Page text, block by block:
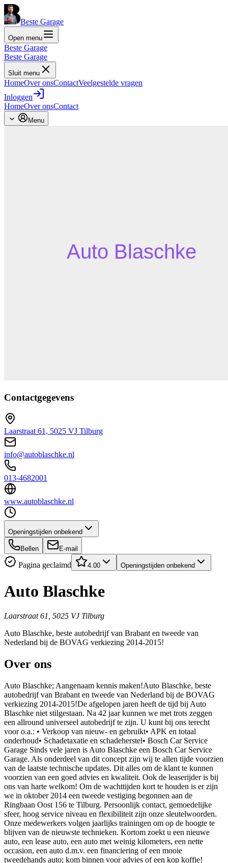
Beste Garage
Open menu
Beste Garage
Beste Garage
Sluit menu
HomeOver onsContactVeelgestelde vragen
Inloggen
HomeOver onsContact
Menu
Contactgegevens
Laarstraat 61, 5025 VJ Tilburg
info@autoblaschke.nl
013-4682001
www.autoblaschke.nl
Openingstijden onbekend
Bellen E-mail
Pagina geclaimd 4.00 Openingstijden onbekend
Auto Blaschke
Laarstraat 61, 5025 VJ Tilburg
Auto Blaschke, beste autobedrijf van Brabant en tweede van
Nederland bij de BOVAG verkiezing 2014-2015!
Over ons
Auto Blaschke; Aangenaam kennis maken!Auto Blaschke, beste
autobedrijf van Brabant en tweede van Nederland bij de BOVAG
verkiezing 2014-2015!De afgelopen jaren heeft de tijd bij Auto
Blaschke niet stilgestaan. Na 42 jaar kunnen we met trots zeggen
een allround universeel autobedrijf te zijn. U kunt bij ons terecht
voor o.a.: • Verkoop van nieuw- en gebruikt• APK en totaal
onderhoud• Schadetaxatie en schadeherstel• Bosch Car Service
Garage Sinds vele jaren is Auto Blaschke een Bosch Car Service
Garage. Als onderdeel van dit concept zijn wij te allen tijde voorzien
van de laatste technische updates. Dit alles om de klant te kunnen
voorzien van een goed advies en kwaliteit. Ook de leaserijder is bij
ons van harte welkom! Om de wachttijden kort te houden is er zijn
we in oktober 2014 een tweede vestiging begonnen aan de
Ringbaan Oost 156 te Tilburg. Persoonlijk contact, gemoedelijke
sfeer, hoog service niveau en flexibiliteit zijn onze sleutelwoorden.
Onze medewerkers volgen jaarlijks trainingen om op de hoogte te
blijven van de nieuwste technieken. Kortom zoekt u een nieuwe
auto, een lease auto, een auto met weinig kilometers, een nette
occasion, een auto d.m.v. een financiering of een mooie
tweedehands auto; kom binnen voor advies of een kop koffie!